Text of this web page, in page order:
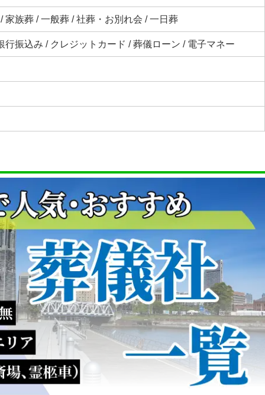
家族葬 / 一般葬 / 社葬・お別れ会 / 一日葬
行振込み / クレジットカード / 葬儀ローン / 電子マネー